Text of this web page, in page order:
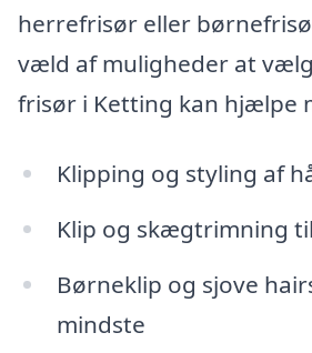
herrefrisør eller
væld af muligheder at
frisør i Ketting kan hjælpe
Klipping og styling af
Klip og skægtrimning
Børneklip og sjove
mindste